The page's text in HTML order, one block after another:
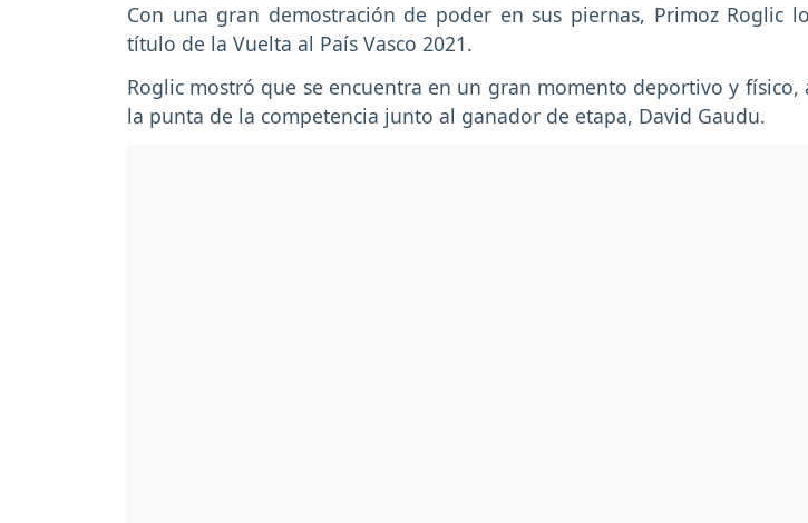
Con una gran demostración de poder en sus piernas, Primoz Roglic
título de la Vuelta al País Vasco 2021.
Roglic mostró que se encuentra en un gran momento deportivo y físico,
la punta de la competencia junto al ganador de etapa, David Gaudu.